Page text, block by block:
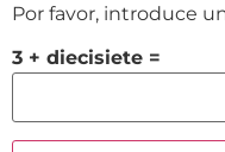
Por favor, introduce
3 + diecisiete =